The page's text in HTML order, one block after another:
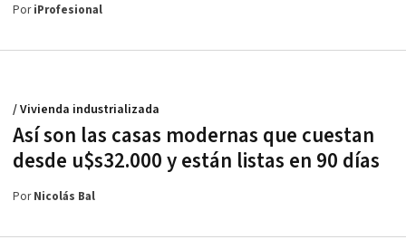
PoriProfesional
Así son las casas modernas que cuestan
desde u$s32.000 y están listas en 90 días
/ Vivienda industrializada
PorNicolás Bal